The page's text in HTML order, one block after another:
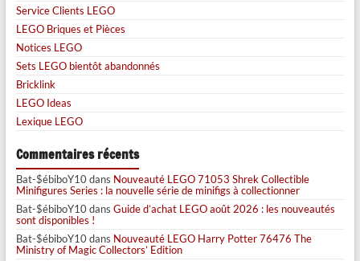
Service Clients LEGO
LEGO Briques et Pièces
Notices LEGO
Sets LEGO bientôt abandonnés
Bricklink
LEGO Ideas
Lexique LEGO
Commentaires récents
Bat-$ébiboY10dans Nouveauté LEGO 71053 Shrek Collectible
Minifigures Series : la nouvelle série de minifigs à collectionner
Bat-$ébiboY10dans Guide d’achat LEGO août 2026 : les nouveautés
sont disponibles !
Bat-$ébiboY10dans Nouveauté LEGO Harry Potter 76476 The
Ministry of Magic Collectors’ Edition